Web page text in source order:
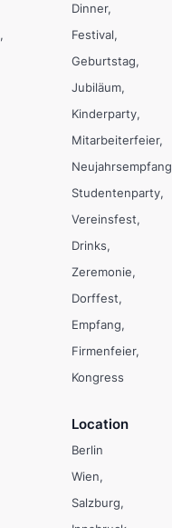
Dinner
Festival
Geburtstag
Jubiläum
Kinderparty
Mitarbeiterfeier
Neujahrsempfang
Studentenparty
Vereinsfest
Drinks
Zeremonie
Dorffest
Empfang
Firmenfeier
Kongress
Location
Berlin
Wien
Salzburg